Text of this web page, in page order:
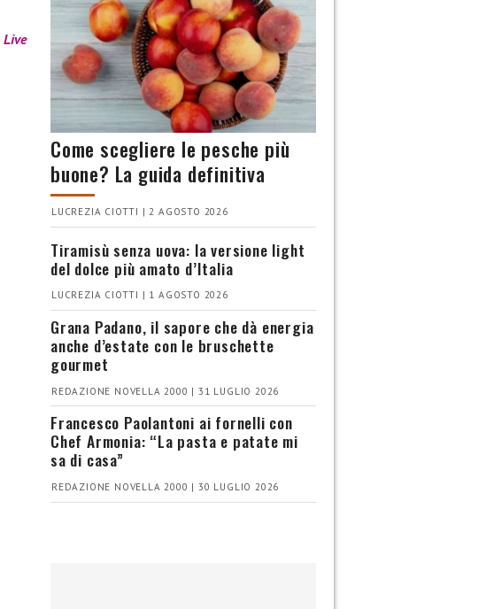
Live
Come scegliere le pesche più
buone? La guida definitiva
LUCREZIA CIOTTI | 2 AGOSTO 2026
Tiramisù senza uova: la versione light
del dolce più amato d’Italia
LUCREZIA CIOTTI | 1 AGOSTO 2026
Grana Padano, il sapore che dà energia
anche d’estate con le bruschette
gourmet
REDAZIONE NOVELLA 2000 | 31 LUGLIO 2026
Francesco Paolantoni ai fornelli con
Chef Armonia: “La pasta e patate mi
sa di casa”
REDAZIONE NOVELLA 2000 | 30 LUGLIO 2026